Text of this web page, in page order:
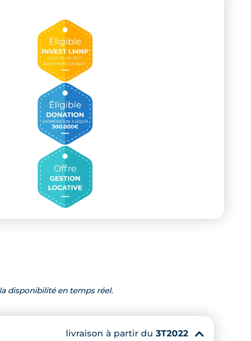
disponibilité en temps réel.
livraison à partir du 3T2022 ▾